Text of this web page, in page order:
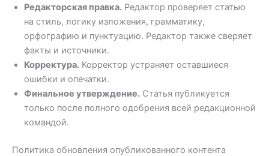
Редакторская правка. Редактор проверяет статью
на стиль, логику изложения, грамматику,
орфографию и пунктуацию. Редактор также сверяет
факты и источники.
Корректура. Корректор устраняет оставшиеся
ошибки и опечатки.
Финальное утверждение. Статья публикуется
только после полного одобрения всей редакционной
командой.
Политика обновления опубликованного контента